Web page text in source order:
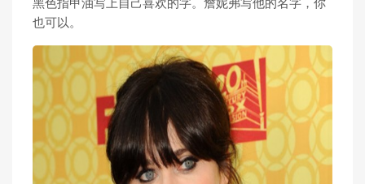
黑色指甲油写上自己喜欢的字。詹妮弗写他的名字，你
也可以。